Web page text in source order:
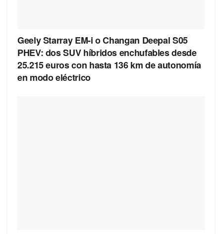
Geely Starray EM-i o Changan Deepal S05
PHEV: dos SUV híbridos enchufables desde
25.215 euros con hasta 136 km de autonomía
en modo eléctrico